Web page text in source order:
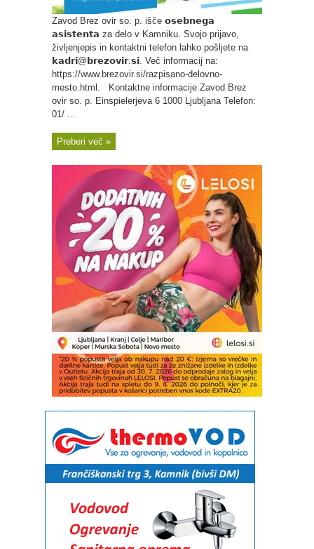
Zavod Brez ovir so. p. išče 𝗼𝘀𝗲𝗯𝗻𝗲𝗴𝗮
𝗮𝘀𝗶𝘀𝘁𝗲𝗻𝘁𝗮 za delo v Kamniku. Svojo prijavo,
življenjepis in kontaktni telefon lahko pošljete na
𝗸𝗮𝗱𝗿𝗶@𝗯𝗿𝗲𝘇𝗼𝘃𝗶𝗿.𝘀𝗶. Več informacij na:
https://www.brezovir.si/razpisano-delovno-
mesto.html. Kontaktne informacije Zavod Brez
ovir so. p. Einspielerjeva 6 1000 Ljubljana Telefon:
01/ ...
Preberi več »